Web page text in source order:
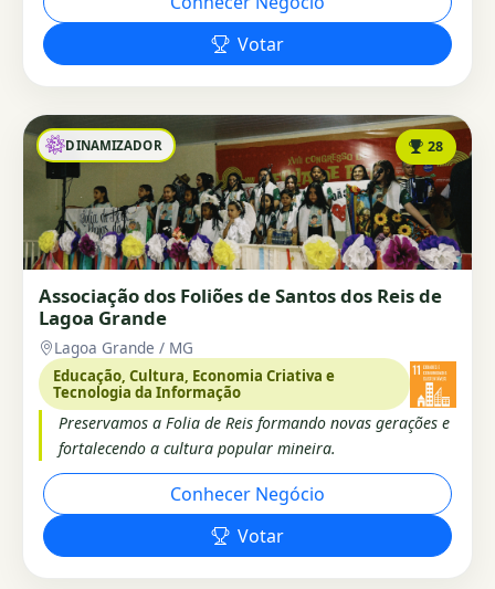
Votar
DINAMIZADOR 28
Associação dos Foliões de Santos dos Reis de
Lagoa Grande
Lagoa Grande / MG
Educação, Cultura, Economia Criativa e
Tecnologia da Informação
Preservamos a Folia de Reis formando novas gerações e
fortalecendo a cultura popular mineira.
Conhecer Negócio
Votar